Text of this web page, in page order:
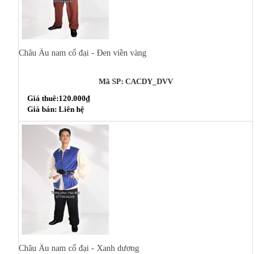
Châu Âu nam cổ đại - Đen viền vàng
Mã SP: CACDY_DVV
Giá thuê:120.000₫
Giá bán: Liên hệ
Châu Âu nam cổ đại - Xanh dương